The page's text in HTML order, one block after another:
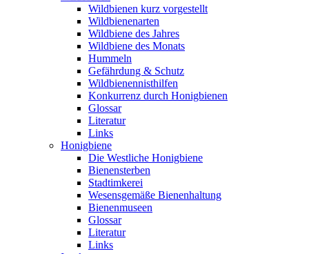
Wildbienen kurz vorgestellt
Wildbienenarten
Wildbiene des Jahres
Wildbiene des Monats
Hummeln
Gefährdung & Schutz
Wildbienennisthilfen
Konkurrenz durch Honigbienen
Glossar
Literatur
Links
Honigbiene
Die Westliche Honigbiene
Bienensterben
Stadtimkerei
Wesensgemäße Bienenhaltung
Bienenmuseen
Glossar
Literatur
Links